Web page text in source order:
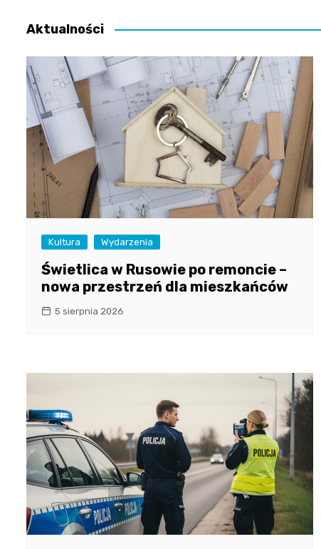
Aktualności
Kultura Wydarzenia
Świetlica w Rusowie po remoncie –
nowa przestrzeń dla mieszkańców
5 sierpnia 2026